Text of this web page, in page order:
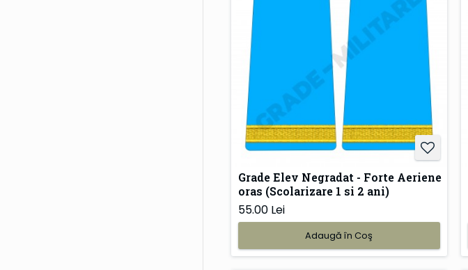
Grade Elev Negradat - Forte Aeriene
oras (Scolarizare 1 si 2 ani)
55.00 Lei
Adaugă în Coş